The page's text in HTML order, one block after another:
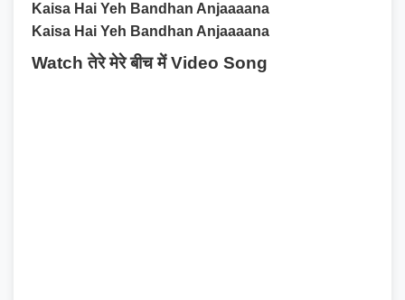
Kaisa Hai Yeh Bandhan Anjaaaana
Kaisa Hai Yeh Bandhan Anjaaaana
Watch तेरे मेरे बीच में Video Song